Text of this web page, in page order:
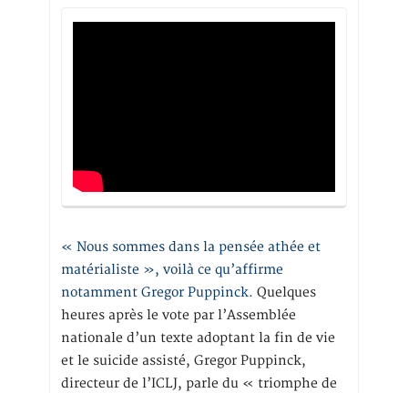
« Nous sommes dans la pensée athée et
matérialiste », voilà ce qu’affirme
notamment Gregor Puppinck. Quelques
heures après le vote par l’Assemblée
nationale d’un texte adoptant la fin de vie
et le suicide assisté, Gregor Puppinck,
directeur de l’ICLJ, parle du « triomphe de